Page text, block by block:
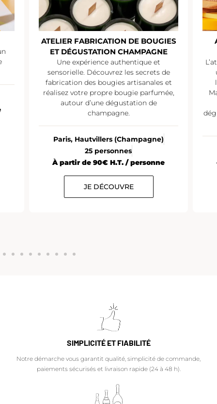
ATELIER FABRICATION DE BOUGIES
ET DÉGUSTATION CHAMPAGNE
Une expérience authentique et
sensorielle. Découvrez les secrets de
fabrication des bougies artisanales et
réalisez votre propre bougie parfumée,
autour d’une dégustation de
champagne.
Paris, Hautvillers (Champagne)
25 personnes
À partir de 90€ H.T. / personne
JE DÉCOUVRE
SIMPLICITÉ ET FIABILITÉ
Notre démarche vous garantit qualité, simplicité de commande,
paiements sécurisés et livraison rapide (24 à 48 h).